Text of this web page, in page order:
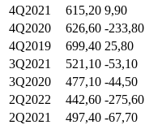
4Q2021
615,20 9,90
4Q2020
626,60 -233,80
4Q2019
699,40 25,80
3Q2021
521,10 -53,10
3Q2020
477,10 -44,50
2Q2022
442,60 -275,60
2Q2021
497,40 -67,70